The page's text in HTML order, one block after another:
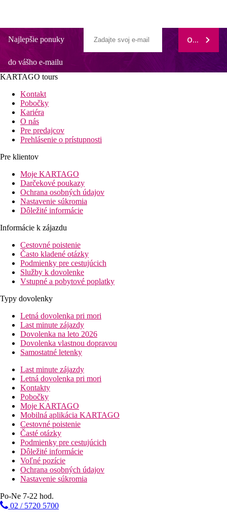
Najlepšie ponuky
do vášho e-mailu
ODOBERAŤ
KARTAGO tours
Kontakt
Pobočky
Kariéra
O nás
Pre predajcov
Prehlásenie o prístupnosti
Pre klientov
Moje KARTAGO
Darčekové poukazy
Ochrana osobných údajov
Nastavenie súkromia
Dôležité informácie
Informácie k zájazdu
Cestovné poistenie
Často kladené otázky
Podmienky pre cestujúcich
Služby k dovolenke
Vstupné a pobytové poplatky
Typy dovolenky
Letná dovolenka pri mori
Last minute zájazdy
Dovolenka na leto 2026
Dovolenka vlastnou dopravou
Samostatné letenky
Last minute zájazdy
Letná dovolenka pri mori
Kontakty
Pobočky
Moje KARTAGO
Mobilná aplikácia KARTAGO
Cestovné poistenie
Časté otázky
Podmienky pre cestujúcich
Dôležité informácie
Voľné pozície
Ochrana osobných údajov
Nastavenie súkromia
Po-Ne 7-22 hod.
02 / 5720 5700